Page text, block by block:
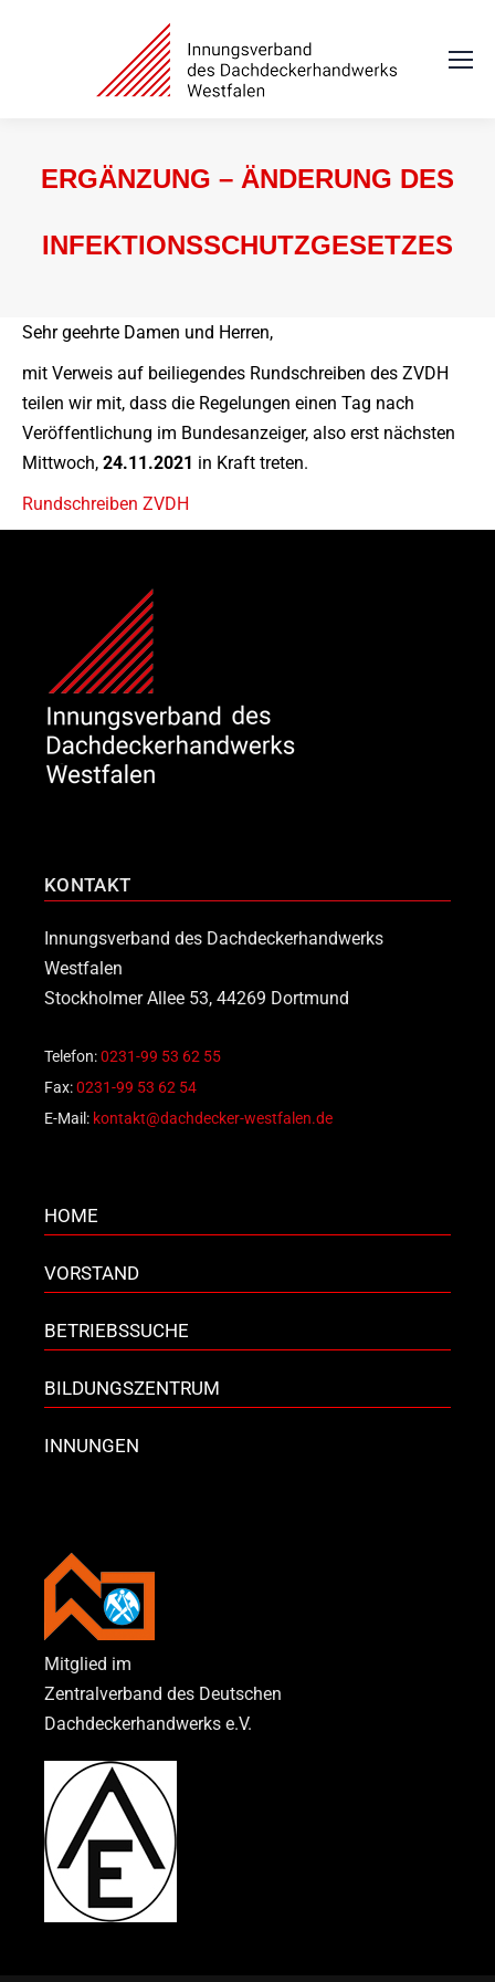
ERGÄNZUNG – ÄNDERUNG DES
INFEKTIONSSCHUTZGESETZES
Sehr geehrte Damen und Herren,
mit Verweis auf beiliegendes Rundschreiben des ZVDH
teilen wir mit, dass die Regelungen einen Tag nach
Veröffentlichung im Bundesanzeiger, also erst nächsten
Mittwoch, 24.11.2021 in Kraft treten.
Rundschreiben ZVDH
KONTAKT
Innungsverband des Dachdeckerhandwerks
Westfalen
Stockholmer Allee 53, 44269 Dortmund
Telefon:0231-99 53 62 55
Fax:0231-99 53 62 54
E-Mail: kontakt@dachdecker-westfalen.de
HOME
VORSTAND
BETRIEBSSUCHE
BILDUNGSZENTRUM
INNUNGEN
Mitglied im
Zentralverband des Deutschen
Dachdeckerhandwerks e.V.